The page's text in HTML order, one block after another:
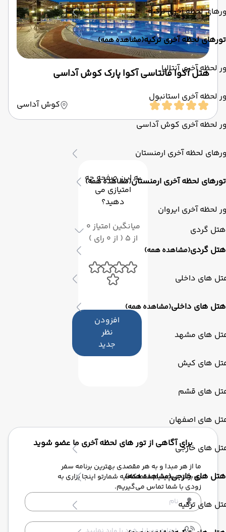
لحظه آخری ترکیه
تورهای لحظه آخری ترکیه(مشاهده همه)
لحظه آخری آنتالیا
لحظه آخری استانبول
لحظه آخری کوش آداسی
لحظه آخری ارمنستان
تورهای لحظه آخری ارمنستان(مشاهده همه)
لحظه آخری ایروان
هتل گردی
هتل گردی(مشاهده همه)
های داخلی
هتل های داخلی(مشاهده همه)
های مشهد
های کیش
های قشم
های اصفهان
های خارجی
هتل های خارجی(مشاهده همه)
های ترکیه
هتل آکوا فانتاسی آکوا پارک کوش آداسی
کوش آداسی
به این صفحه چه
امتیازی می
دهید؟
میانگین امتیاز 0
از 5 ( از 0 رای )
افزودن
نظر
جدید
برای آگاهی از تور های لحظه آخری ما عضو شوید
ما از هر مبدا و به هر مقصدی بهترین برنامه سفر
رو برات میچینیم فقط کافیه شمارتو اینجا بزاری به
زودی با شما تماس می‌گیریم.